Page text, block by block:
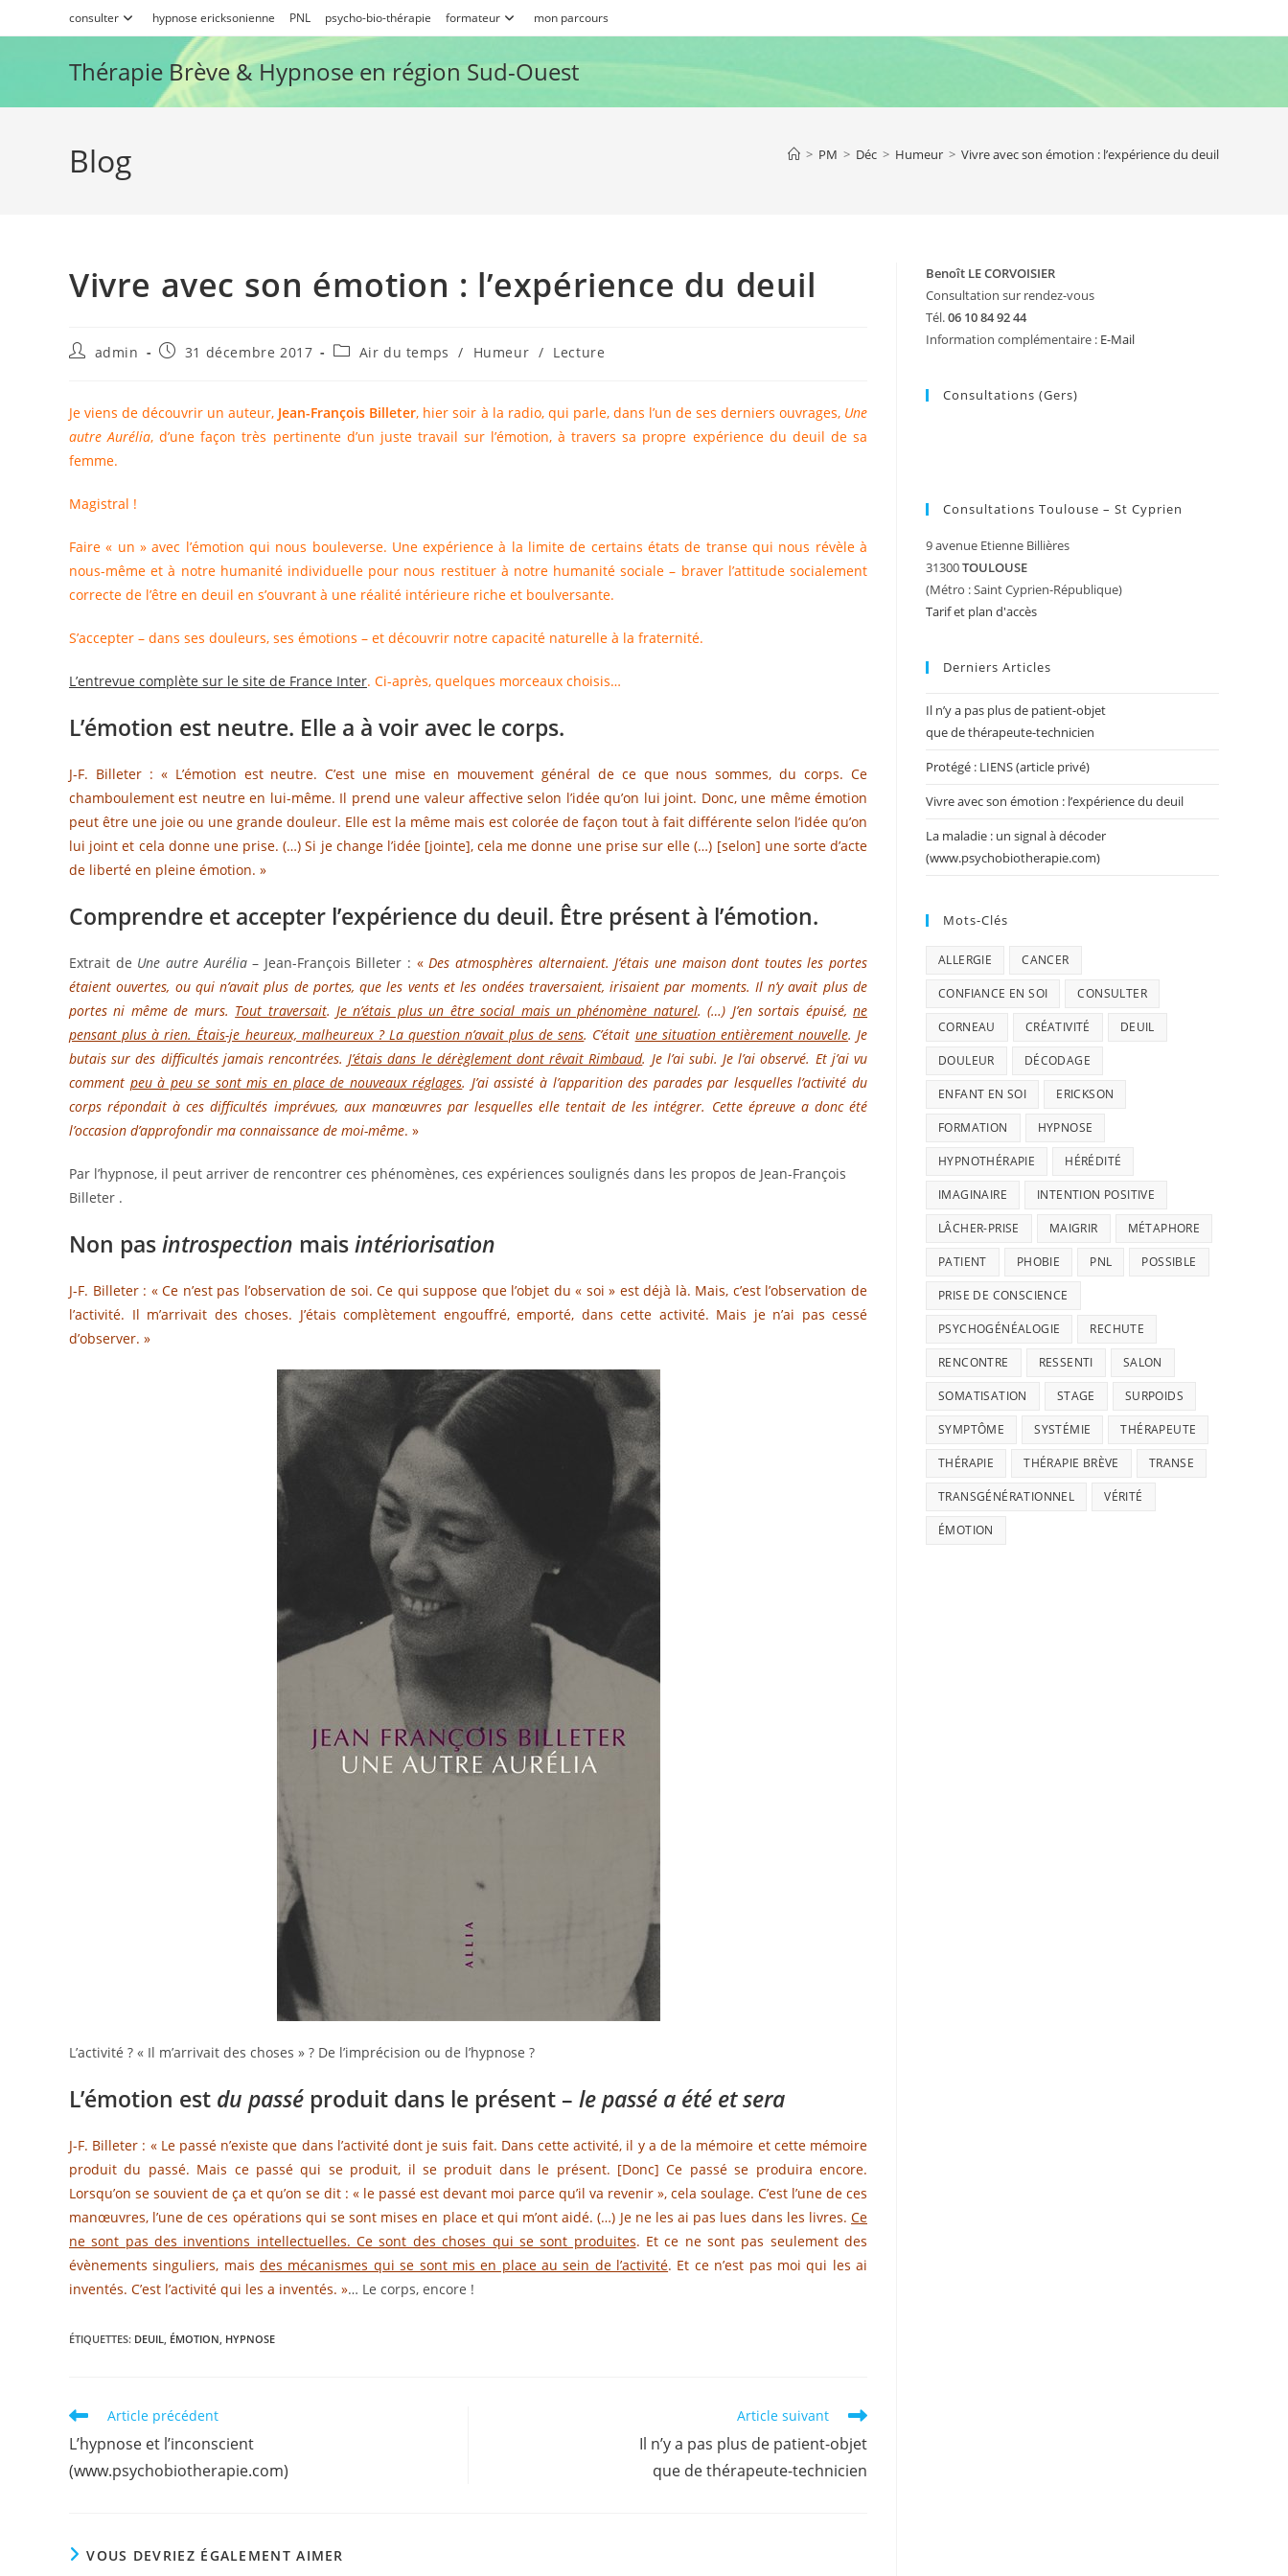
to
consulter hypnose ericksonienne PNL psycho-bio-thérapie formateur mon parcours
Thérapie Brève & Hypnose en région Sud-Ouest
Blog > PM > Déc > Humeur > Vivre avec son émotion : l’expérience du deuil
Vivre avec son émotion : l’expérience du deuil
Auteur/autrice
publication :
admin
Publication
31 décembre 2017
PostAir du temps / Humeur / Lecture
Je viens de découvrir un auteur, Jean-François Billeter, hier soir à la radio, qui parle, dans l’un de ses derniers ouvrages, Une
autre Aurélia, d’une façon très pertinente d’un juste travail sur l’émotion, à travers sa propre expérience du deuil de sa
femme.
Magistral !
Faire « un » avec l’émotion qui nous bouleverse. Une expérience à la limite de certains états de transe qui nous révèle à
nous-même et à notre humanité individuelle pour nous restituer à notre humanité sociale – braver l’attitude socialement
correcte de l’être en deuil en s’ouvrant à une réalité intérieure riche et boulversante.
S’accepter – dans ses douleurs, ses émotions – et découvrir notre capacité naturelle à la fraternité.
L’entrevue complète sur le site de France Inter. Ci-après, quelques morceaux choisis…
L’émotion est neutre. Elle a à voir avec le corps.
J-F. Billeter : « L’émotion est neutre. C’est une mise en mouvement général de ce que nous sommes, du corps. Ce
chamboulement est neutre en lui-même. Il prend une valeur affective selon l’idée qu’on lui joint. Donc, une même émotion
peut être une joie ou une grande douleur. Elle est la même mais est colorée de façon tout à fait différente selon l’idée qu’on
lui joint et cela donne une prise. (…) Si je change l’idée [jointe], cela me donne une prise sur elle (…) [selon] une sorte d’acte
de liberté en pleine émotion. »
Comprendre et accepter l’expérience du deuil. Être présent à l’émotion.
Extrait de Une autre Aurélia– Jean-François Billeter : «Des atmosphères alternaient. J’étais une maison dont toutes les portes
étaient ouvertes, ou qui n’avait plus de portes, que les vents et les ondées traversaient, irisaient par moments. Il n’y avait plus de
portes ni même de murs. Tout traversait.Je n’étais plus un être social mais un phénomène naturel. (…) J’en sortais épuisé,ne
pensant plus à rien. Étais-je heureux, malheureux ? La question n’avait plus de sens. C’était une situation entièrement nouvelle. Je
butais sur des difficultés jamais rencontrées.J’étais dans le dérèglement dont rêvait Rimbaud. Je l’ai subi. Je l’ai observé. Et j’ai vu
comment peu à peu se sont mis en place de nouveaux réglages. J’ai assisté à l’apparition des parades par lesquelles l’activité du
corps répondait à ces difficultés imprévues, aux manœuvres par lesquelles elle tentait de les intégrer. Cette épreuve a donc été
l’occasion d’approfondir ma connaissance de moi-même. »
Par l’hypnose, il peut arriver de rencontrer ces phénomènes, ces expériences soulignés dans les propos de Jean-François
Billeter .
Non pasintrospection maisintériorisation
J-F. Billeter : « Ce n’est pas l’observation de soi. Ce qui suppose que l’objet du « soi » est déjà là. Mais, c’est l’observation de
l’activité. Il m’arrivait des choses. J’étais complètement engouffré, emporté, dans cette activité. Mais je n’ai pas cessé
d’observer. »
L’activité ? « Il m’arrivait des choses » ? De l’imprécision ou de l’hypnose ?
L’émotion est du passé produit dans le présent – le passé a été et sera
J-F. Billeter : « Le passé n’existe que dans l’activité dont je suis fait. Dans cette activité, il y a de la mémoire et cette mémoire
produit du passé. Mais ce passé qui se produit, il se produit dans le présent. [Donc] Ce passé se produira encore.
Lorsqu’on se souvient de ça et qu’on se dit : « le passé est devant moi parce qu’il va revenir », cela soulage. C’est l’une de ces
manœuvres, l’une de ces opérations qui se sont mises en place et qui m’ont aidé. (…) Je ne les ai pas lues dans les livres. Ce
ne sont pas des inventions intellectuelles. Ce sont des choses qui se sont produites. Et ce ne sont pas seulement des
évènements singuliers, maisdes mécanismes qui se sont mis en place au sein de l’activité. Et ce n’est pas moi qui les ai
inventés. C’est l’activité qui les a inventés. »… Le corps, encore !
ÉTIQUETTES: DEUIL, ÉMOTION, HYPNOSE
Read
more
articles
Article précédent
L’hypnose et l’inconscient
(www.psychobiotherapie.com)
Article suivant
Il n’y a pas plus de patient-objet
que de thérapeute-technicien
VOUS DEVRIEZ ÉGALEMENT AIMER
Benoît LE CORVOISIER
Consultation sur rendez-vous
Tél.06 10 84 92 44
Information complémentaire : E-Mail
Consultations (Gers)
Consultations Toulouse – St Cyprien
9 avenue Etienne Billières
31300TOULOUSE
(Métro : Saint Cyprien-République)
Tarif et plan d'accès
Derniers Articles
Il n’y a pas plus de patient-objet
que de thérapeute-technicien
Protégé : LIENS (article privé)
Vivre avec son émotion : l’expérience du deuil
La maladie : un signal à décoder
(www.psychobiotherapie.com)
Mots-Clés
ALLERGIE CANCER
CONFIANCE EN SOI CONSULTER
CORNEAU CRÉATIVITÉ DEUIL
DOULEUR DÉCODAGE
ENFANT EN SOI ERICKSON
FORMATION HYPNOSE
HYPNOTHÉRAPIE HÉRÉDITÉ
IMAGINAIRE INTENTION POSITIVE
LÂCHER-PRISE MAIGRIR MÉTAPHORE
PATIENT PHOBIE PNL POSSIBLE
PRISE DE CONSCIENCE
PSYCHOGÉNÉALOGIE RECHUTE
RENCONTRE RESSENTI SALON
SOMATISATION STAGE SURPOIDS
SYMPTÔME SYSTÉMIE THÉRAPEUTE
THÉRAPIE THÉRAPIE BRÈVE TRANSE
TRANSGÉNÉRATIONNEL VÉRITÉ
ÉMOTION